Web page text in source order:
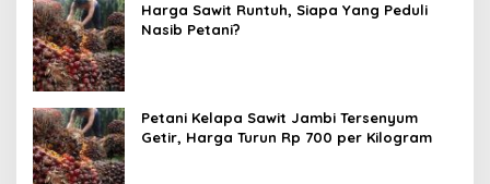
Harga Sawit Runtuh, Siapa Yang Peduli
Nasib Petani?
Petani Kelapa Sawit Jambi Tersenyum
Getir, Harga Turun Rp 700 per Kilogram